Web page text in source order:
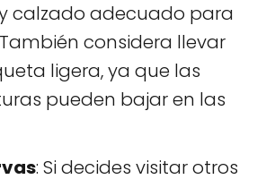
calzado adecuado para
considera llevar
ligera, ya que las
pueden bajar en las
: Si decides visitar otros